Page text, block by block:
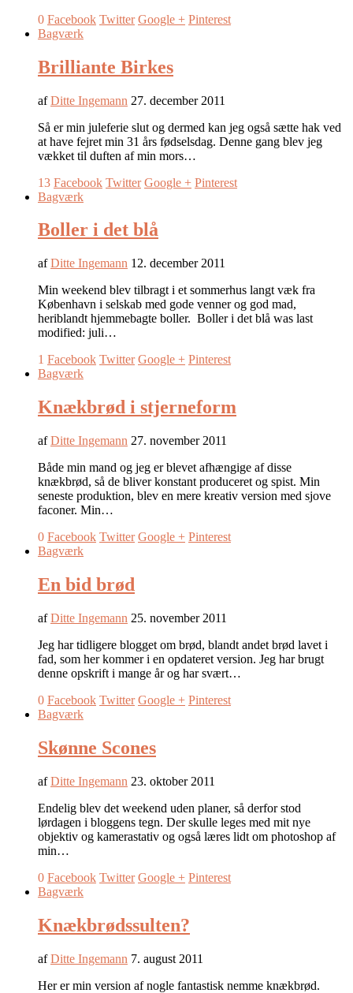
0 Facebook Twitter Google + Pinterest
Bagværk
Brilliante Birkes
afDitte Ingemann 27. december 2011
Så er min juleferie slut og dermed kan jeg også sætte hak ved
at have fejret min 31 års fødselsdag. Denne gang blev jeg
vækket til duften af min mors…
13 Facebook Twitter Google + Pinterest
Bagværk
Boller i det blå
afDitte Ingemann 12. december 2011
Min weekend blev tilbragt i et sommerhus langt væk fra
København i selskab med gode venner og god mad,
heriblandt hjemmebagte boller. Boller i det blå was last
modified: juli…
1 Facebook Twitter Google + Pinterest
Bagværk
Knækbrød i stjerneform
afDitte Ingemann 27. november 2011
Både min mand og jeg er blevet afhængige af disse
knækbrød, så de bliver konstant produceret og spist. Min
seneste produktion, blev en mere kreativ version med sjove
faconer. Min…
0 Facebook Twitter Google + Pinterest
Bagværk
En bid brød
afDitte Ingemann 25. november 2011
Jeg har tidligere blogget om brød, blandt andet brød lavet i
fad, som her kommer i en opdateret version. Jeg har brugt
denne opskrift i mange år og har svært…
0 Facebook Twitter Google + Pinterest
Bagværk
Skønne Scones
afDitte Ingemann 23. oktober 2011
Endelig blev det weekend uden planer, så derfor stod
lørdagen i bloggens tegn. Der skulle leges med mit nye
objektiv og kamerastativ og også læres lidt om photoshop af
min…
0 Facebook Twitter Google + Pinterest
Bagværk
Knækbrødssulten?
afDitte Ingemann 7. august 2011
Her er min version af nogle fantastisk nemme knækbrød.